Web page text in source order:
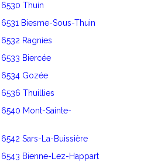
Thuin
Biesme-Sous-Thuin
Ragnies
Biercée
Gozée
Thuillies
Mont-Sainte-
Sars-La-Buissière
Bienne-Lez-Happart